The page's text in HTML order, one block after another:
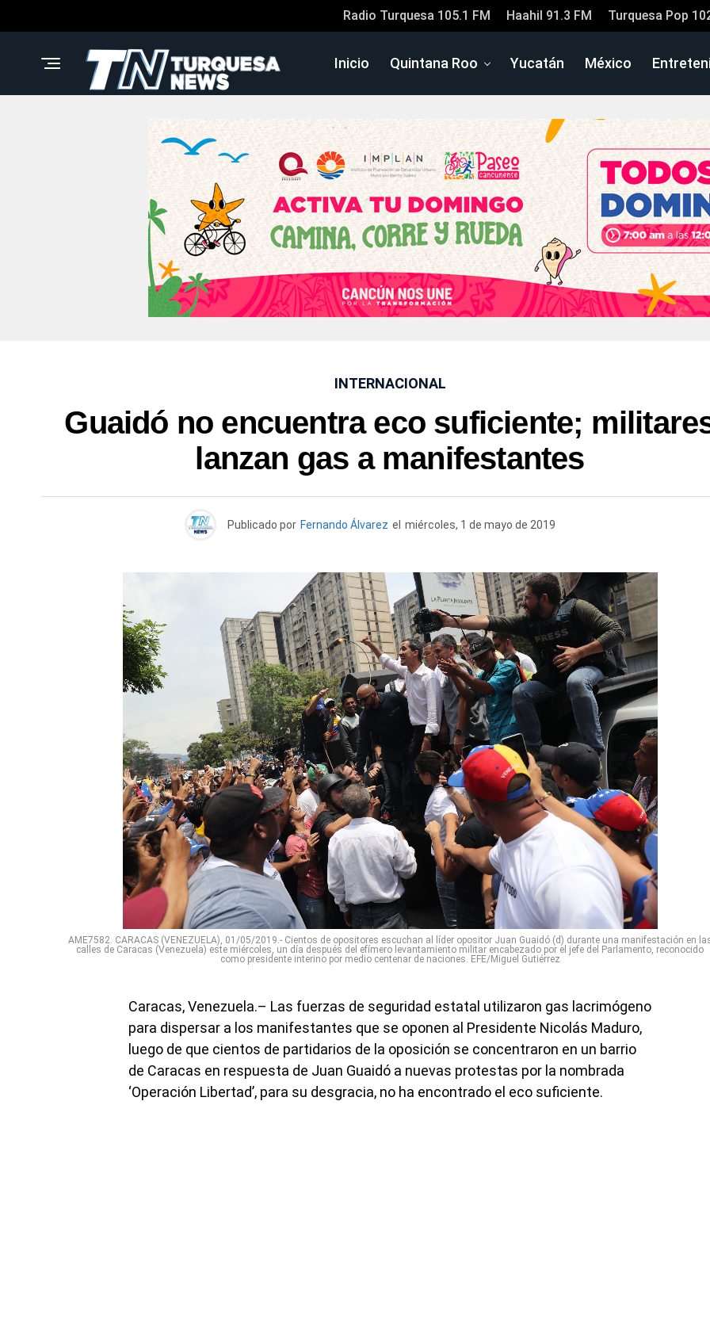
Radio Turquesa 105.1 FM Haahil 91.3 FM Turquesa Pop
Inicio Quintana Roo Yucatán México
INTERNACIONAL
Guaidó no encuentra eco suficiente;
lanzan gas a manifestantes
Publicado por Fernando Álvarez el miércoles, 1 de mayo de 2019
AME7582. CARACAS (VENEZUELA), 01/05/2019.- Cientos de opositores escuchan al líder opositor Juan Guaidó (d) durante una manifestación en
calles de Caracas (Venezuela) este miércoles, un día después del efímero levantamiento militar encabezado por el jefe del Parlamento, reconocido
como presidente interino por medio centenar de naciones. EFE/Miguel Gutiérrez
Caracas, Venezuela.– Las fuerzas de seguridad estatal utilizaron gas lacrimógeno
para dispersar a los manifestantes que se oponen al Presidente Nicolás Maduro,
luego de que cientos de partidarios de la oposición se concentraron en un barrio
de Caracas en respuesta de Juan Guaidó a nuevas protestas por la nombrada
‘Operación Libertad’, para su desgracia, no ha encontrado el eco suficiente.